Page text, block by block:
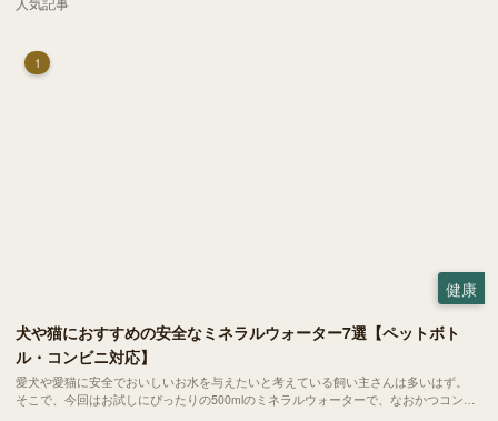
1
健康
犬や猫におすすめの安全なミネラルウォーター7選【ペットボト
ル・コンビニ対応】
愛犬や愛猫に安全でおいしいお水を与えたいと考えている飼い主さんは多いはず。
そこで、今回はお試しにぴったりの500mlのミネラルウォーターで、なおかつコンビ